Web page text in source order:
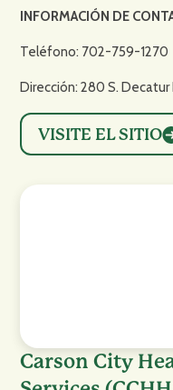
INFORMACIÓN DE
Teléfono: 702-759-1270
Dirección: 280 S. Decatur
VISITE EL SITIO
Carson City